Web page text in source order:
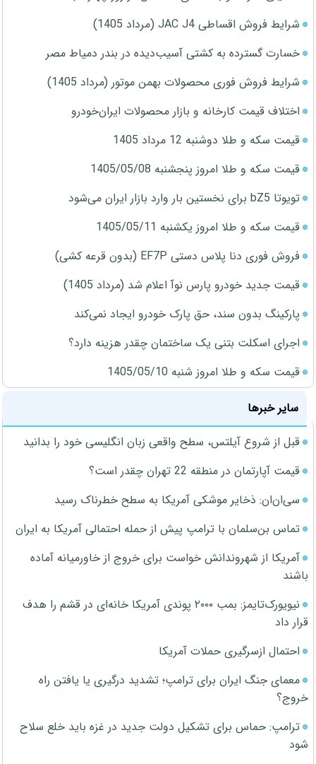
شرایط فروش اقساطی JAC J4 (مرداد 1405)
خسارت گسترده به کشتی آسیب‌دیده در بندر دمیاط مصر
شرایط فروش فوری محصولات بهمن موتور (مرداد 1405)
اختلاف قیمت کارخانه و بازار محصولات ایران‌خودرو
قیمت سکه و طلا دوشنبه 12 مرداد 1405
قیمت سکه و طلا امروز پنجشنبه 1405/05/08
تویوتا bZ5 برای نخستین بار وارد بازار ایران می‌شود
قیمت سکه و طلا امروز یکشنبه 1405/05/11
فروش فوری دنا پلاس دستی EF7P (بدون قرعه کشی)
قیمت جدید خودرو پارس نوآ اعلام شد (مرداد 1405)
پارکینگ بدون سند، حق پارک خودرو ایجاد نمی‌کند
اجرای اسکلت بتنی یک ساختمان چقدر هزینه دارد؟
قیمت سکه و طلا امروز شنبه 1405/05/10
سایر خبرها
قبل از شروع آیلتس، سطح واقعی زبان انگلیسی خود را بدانید
قیمت آپارتمان در منطقه 22 تهران چقدر است؟
سی‌ان‌ان: ذخایر موشکی آمریکا به سطح خطرناک رسید
تماس بن‌سلمان با ترامپ پیش از حمله احتمالی آمریکا به ایران
آمریکا از شهروندانش خواست برای خروج از خاورمیانه آماده
باشند
نیویورک‌تایمز: بمب ۲۰۰۰ پوندی آمریکا خانه‌ای در قشم را هدف
قرار داد
احتمال ازسرگیری حملات آمریکا
معمای جنگ ایران برای ترامپ؛ تشدید درگیری یا یافتن راه
خروج؟
ترامپ: حماس برای تشکیل دولت جدید در غزه باید خلع سلاح
شود